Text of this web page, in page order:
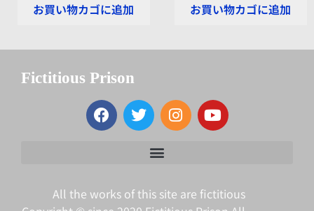
お買い物カゴに追加 お買い物カゴに追加
Fictitious Prison
All the works of this site are fictitious